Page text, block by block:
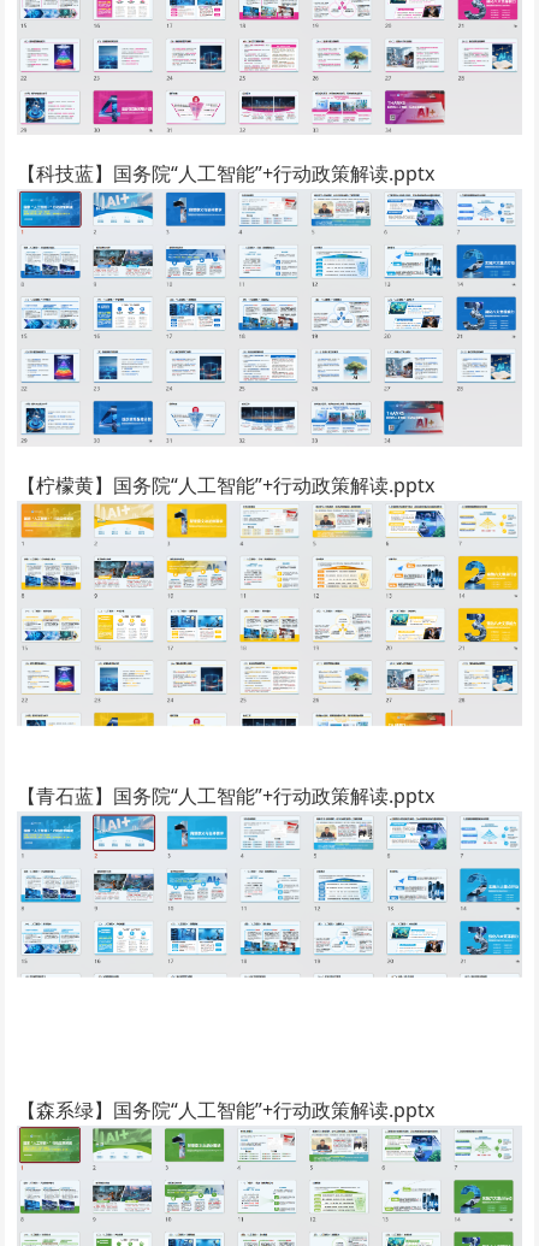
【科技蓝】国务院“人工智能”+行动政策解读.pptx
【柠檬黄】国务院“人工智能”+行动政策解读.pptx
【青石蓝】国务院“人工智能”+行动政策解读.pptx
【森系绿】国务院“人工智能”+行动政策解读.pptx